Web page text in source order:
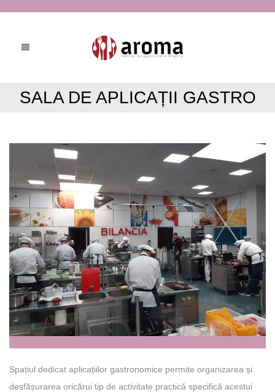
SALA DE APLICAȚII GASTRO
Spațiul dedicat aplicațiilor gastronomice permite organizarea și
desfășurarea oricărui tip de activitate practică specifică acestui